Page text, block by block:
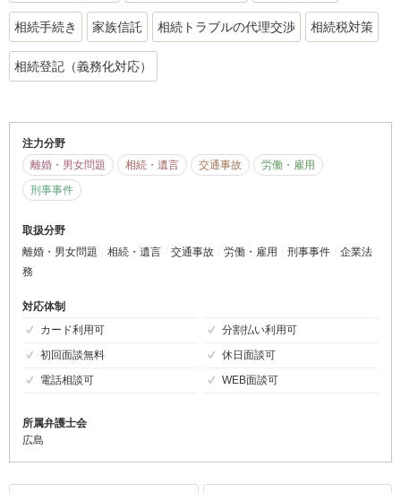
相続手続き 家族信託 相続トラブルの代理交渉 相続税対策
相続登記（義務化対応）
注力分野
離婚・男女問題
相続・遺言 交通事故
労働・雇用
刑事事件
取扱分野
離婚・男女問題
相続・遺言 交通事故 労働・雇用 刑事事件
企業法
務
対応体制
カード利用可
分割払い利用可
初回面談無料
休日面談可
電話相談可
WEB面談可
所属弁護士会
広島